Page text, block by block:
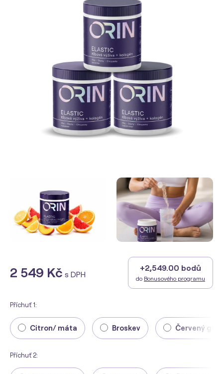
2 549 Kč s DPH
+2,549.00 bodů
do Bonusového programu
Příchuť 1:
Citron/ máta Broskev Červený grep
Příchuť 2: